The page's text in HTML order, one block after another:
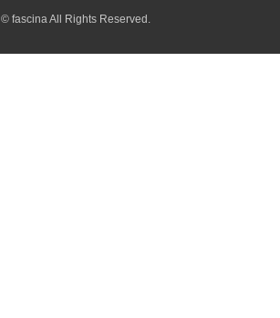
© fascina All Rights Reserved.